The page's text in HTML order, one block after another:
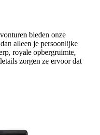
bieden onze
alleen je persoonlijke
royale opbergruimte,
zorgen ze ervoor dat